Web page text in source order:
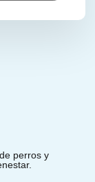
perros y